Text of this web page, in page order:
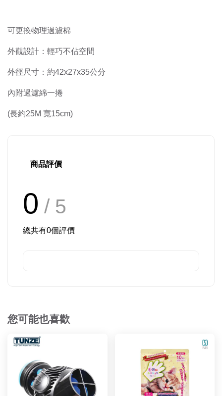
可更換物理過濾棉
外觀設計：輕巧不佔空間
外徑尺寸：約42x27x35公分
內附過濾綿一捲
(長約25M 寬15cm)
商品評價
0 / 5
總共有0個評價
您可能也喜歡